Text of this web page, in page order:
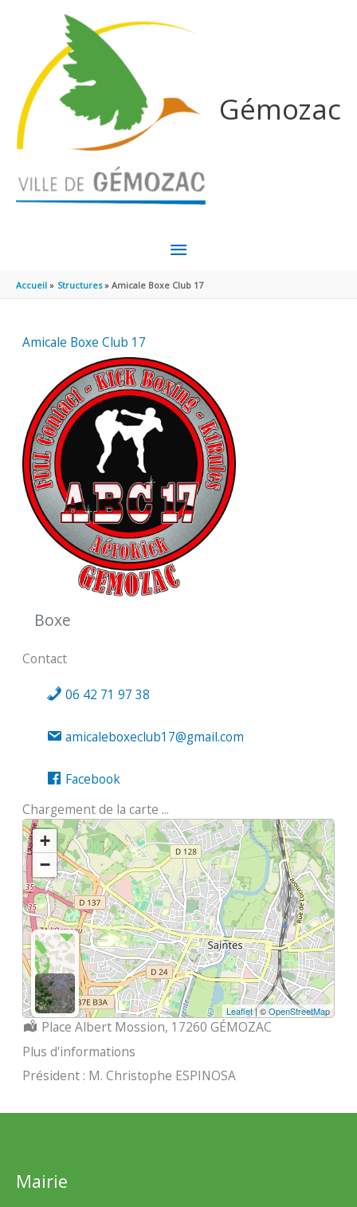
Gémozac
MENU
PRINCIPAL
Accueil Structures Amicale Boxe Club 17
Amicale Boxe Club 17
Boxe
Contact
06 42 71 97 38
amicaleboxeclub17@gmail.com
Facebook
Chargement de la carte ...
+
−
Leaflet| ©OpenStreetMap
Localisation :
Place Albert Mossion, 17260 GÉMOZAC
Plus d'informations
Président : M. Christophe ESPINOSA
Mairie